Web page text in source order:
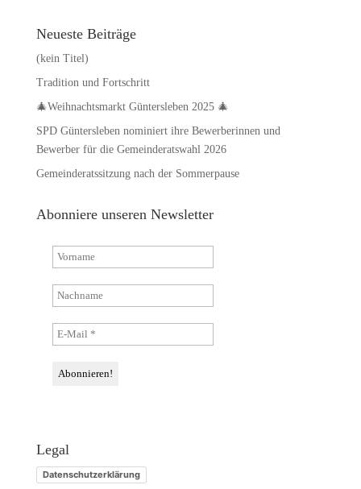
Neueste Beiträge
(kein Titel)
Tradition und Fortschritt
🎄Weihnachtsmarkt Güntersleben 2025 🎄
SPD Güntersleben nominiert ihre Bewerberinnen und
Bewerber für die Gemeinderatswahl 2026
Gemeinderatssitzung nach der Sommerpause
Abonniere unseren Newsletter
Legal
Datenschutzerklärung